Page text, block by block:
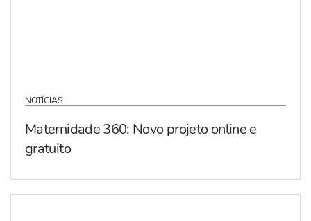
NOTÍCIAS
Maternidade 360: Novo projeto online e
gratuito